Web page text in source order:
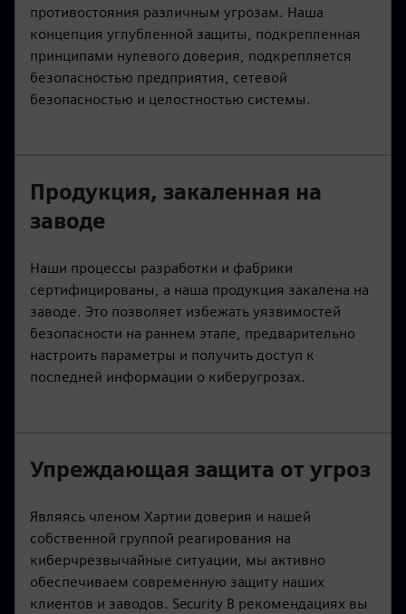
противостояния различным угрозам. Наша
концепция углубленной защиты, подкрепленная
принципами нулевого доверия, подкрепляется
безопасностью предприятия, сетевой
безопасностью и целостностью системы.
Продукция, закаленная на
заводе
Наши процессы разработки и фабрики
сертифицированы, а наша продукция закалена на
заводе. Это позволяет избежать уязвимостей
безопасности на раннем этапе, предварительно
настроить параметры и получить доступ к
последней информации о киберугрозах.
Упреждающая защита от угроз
Являясь членом Хартии доверия и нашей
собственной группой реагирования на
киберчрезвычайные ситуации, мы активно
обеспечиваем современную защиту наших
клиентов и заводов. Security В рекомендациях вы